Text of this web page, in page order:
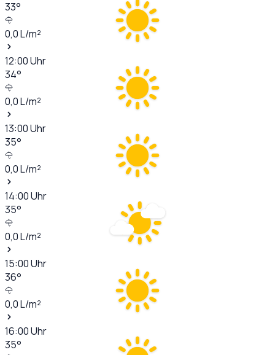
33°
0,0L/m²
12:00Uhr
34°
0,0L/m²
13:00Uhr
35°
0,0L/m²
14:00Uhr
35°
0,0L/m²
15:00Uhr
36°
0,0L/m²
16:00Uhr
35°